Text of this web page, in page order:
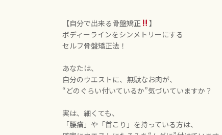
【自分で出来る骨盤矯正
】
ボディーラインをシンメトリーにする
セルフ骨盤矯正法！
あなたは、
自分のウエストに、無駄なお肉が、
“どのぐらい付いているか”気づいていますか？
実は、細くても、
「腰痛」や「首こり」を持っている方は、